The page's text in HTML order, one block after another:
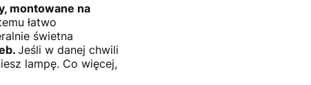
montowane na
łatwo
świetna
Jeśli w danej chwili
lampę. Co więcej,